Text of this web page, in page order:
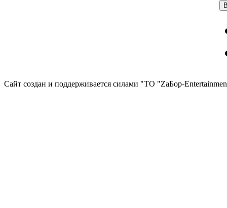
Сайт создан и поддерживается силами "ТО "ZаБор-